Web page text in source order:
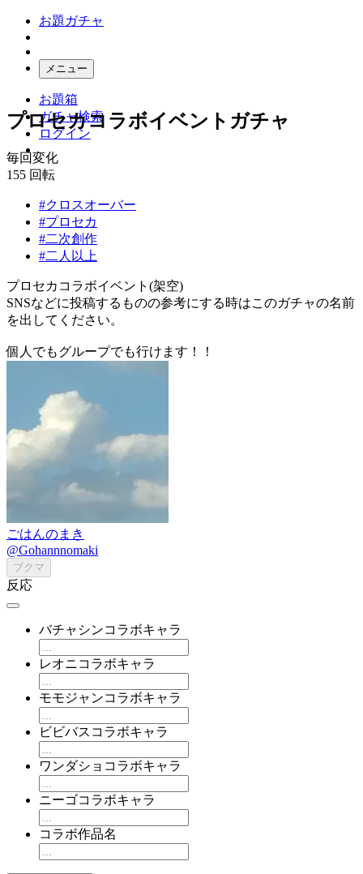
お題ガチャ
メニュー
お題箱
ガチャ検索
ログイン
プロセカコラボイベントガチャ
毎回変化
155 回転
#クロスオーバー
#プロセカ
#二次創作
#二人以上
プロセカコラボイベント(架空)
SNSなどに投稿するものの参考にする時はこのガチャの名前
を出してください。
個人でもグループでも行けます！！
ごはんのまき
@Gohannnomaki
ブクマ
反応
バチャシンコラボキャラ
レオニコラボキャラ
モモジャンコラボキャラ
ビビバスコラボキャラ
ワンダショコラボキャラ
ニーゴコラボキャラ
コラボ作品名